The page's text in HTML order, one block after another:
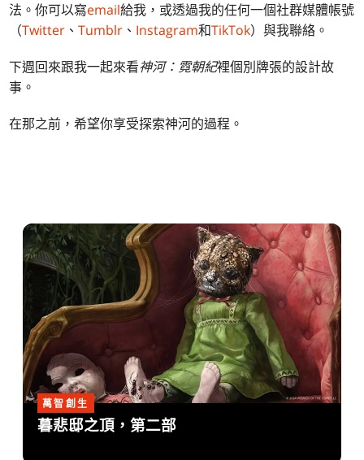
法。你可以寫email給我，或透過我的任何一個社群媒體帳號
（Twitter 、Tumblr 、 Instagram和TikTok）與我聯絡。
下週回來跟我一起來看神河：霓朝紀裡個別牌張的設計故
事。
在那之前，希望你享受探索神河的過程。
萬智創生
暮悲邸之頂，第二部